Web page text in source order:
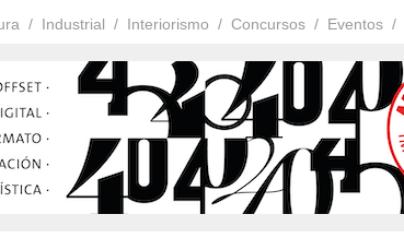
Industrial Interiorismo Concursos Eventos